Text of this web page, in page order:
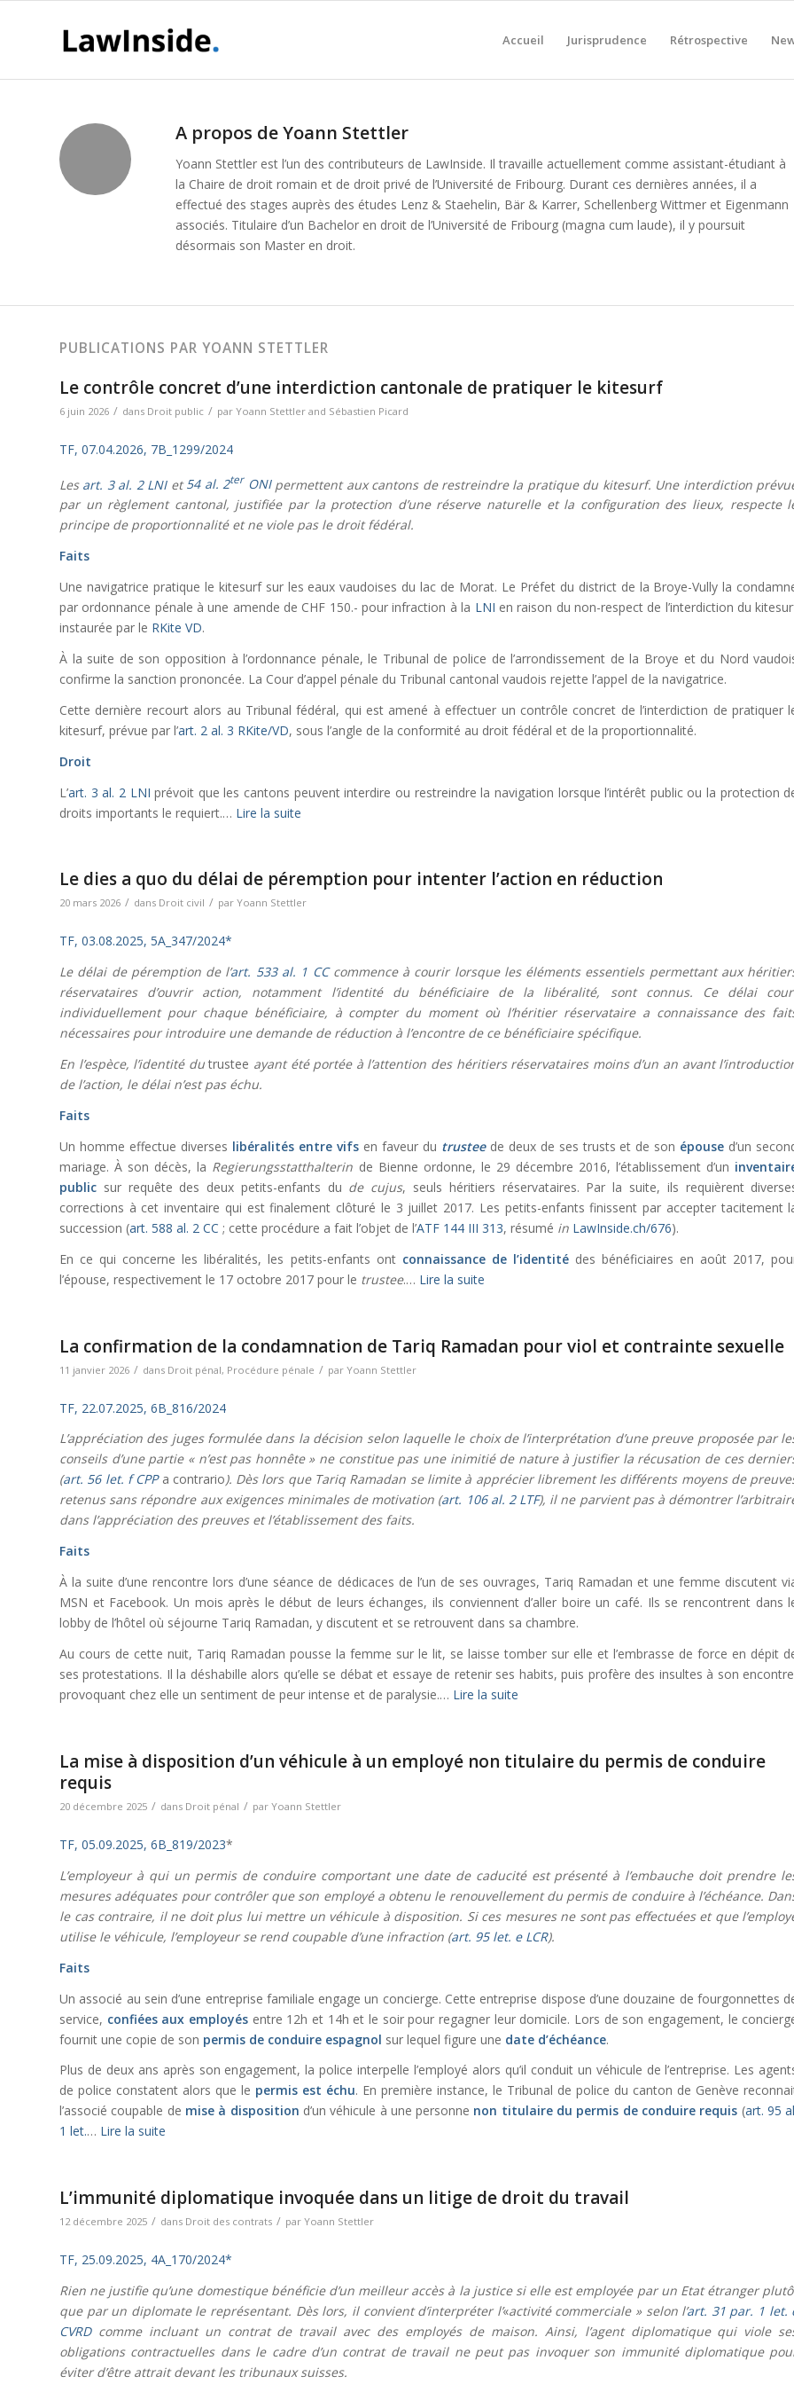
Accueil Jurisprudence Rétrospective
A propos deYoann Stettler
Yoann Stettler est l’un des contributeurs de LawInside. Il travaille actuellement comme assistant-étudiant à
la Chaire de droit romain et de droit privé de l’Université de Fribourg. Durant ces dernières années, il a
effectué des stages auprès des études Lenz & Staehelin, Bär & Karrer, Schellenberg Wittmer et Eigenmann
associés. Titulaire d’un Bachelor en droit de l’Université de Fribourg (magna cum laude), il y poursuit
désormais son Master en droit.
PUBLICATIONS PAR YOANN STETTLER
Le contrôle concret d’une interdiction cantonale de pratiquer le kitesurf
6 juin 2026 / dans Droit public / par Yoann Stettler and Sébastien Picard
TF, 07.04.2026, 7B_1299/2024
Les art. 3 al. 2 LNIet54 al. 2terONIpermettent aux cantons de restreindre la pratique du kitesurf. Une interdiction
par un règlement cantonal, justifiée par la protection d’une réserve naturelle et la configuration des lieux, respecte
principe de proportionnalité et ne viole pas le droit fédéral.
Faits
Une navigatrice pratique le kitesurf sur les eaux vaudoises du lac de Morat. Le Préfet du district de la Broye-Vully la
par ordonnance pénale à une amende de CHF 150.- pour infraction à la LNI en raison du non-respect de l’interdiction du
instaurée par le RKite VD.
À la suite de son opposition à l’ordonnance pénale, le Tribunal de police de l’arrondissement de la Broye et du Nord
confirme la sanction prononcée. La Cour d’appel pénale du Tribunal cantonal vaudois rejette l’appel de la navigatrice.
Cette dernière recourt alors au Tribunal fédéral, qui est amené à effectuer un contrôle concret de l’interdiction de pratiquer
kitesurf, prévue par l’art. 2 al. 3 RKite/VD, sous l’angle de la conformité au droit fédéral et de la proportionnalité.
Droit
L’art. 3 al. 2 LNI prévoit que les cantons peuvent interdire ou restreindre la navigation lorsque l’intérêt public ou la protection
droits importants le requiert.… Lire la suite
Le dies a quo du délai de péremption pour intenter l’action en réduction
20 mars 2026 / dans Droit civil / par Yoann Stettler
TF, 03.08.2025, 5A_347/2024*
Le délai de péremption de l’art. 533 al. 1 CCcommence à courir lorsque les éléments essentiels permettant aux
réservataires d’ouvrir action, notamment l’identité du bénéficiaire de la libéralité, sont connus.
Ce délai
individuellement pour chaque bénéficiaire, à compter du moment où l’héritier réservataire a connaissance des
nécessaires pour introduire une demande de réduction à l’encontre de ce bénéficiaire spécifique.
En l’espèce, l’identité dutrustee ayant été portée à l’attention des héritiers réservataires moins d’un an avant
de l’action, le délai n’est pas échu.
Faits
Un homme effectue diverses libéralités entre vifsen faveur du trusteede deux de ses trusts et de son épouse d’un
mariage. À son décès, la Regierungsstatthalterin de Bienne ordonne, le 29 décembre 2016, l’établissement d’un
public sur requête des deux petits-enfants du de cujus, seuls héritiers réservataires. Par la suite, ils requièrent
corrections à cet inventaire qui est finalement clôturé le 3 juillet 2017. Les petits-enfants finissent par accepter tacitement
succession (art. 588 al. 2 CC ; cette procédure a fait l’objet de l’ATF 144 III 313, résumé in LawInside.ch/676).
En ce qui concerne les libéralités, les petits-enfants ont connaissance de l’identitédes bénéficiaires en août 2017,
l’épouse, respectivement le 17 octobre 2017 pour le trustee.… Lire la suite
La confirmation de la condamnation de Tariq Ramadan pour viol et contrainte sexuelle
11 janvier 2026 / dans Droit pénal, Procédure pénale / par Yoann Stettler
TF, 22.07.2025, 6B_816/2024
L’appréciation des juges formulée dans la décision selon laquelle le choix de l’interprétation d’une preuve proposée par
conseils d’une partie « n’est pas honnête » ne constitue pas une inimitié de nature à justifier la récusation de ces
(art. 56 let. f CPP a contrario). Dès lors que Tariq Ramadan se limite à apprécier librement les différents moyens de
retenus sans répondre aux exigences minimales de motivation (art. 106 al. 2 LTF), il ne parvient pas à démontrer
dans l’appréciation des preuves et l’établissement des faits.
Faits
À la suite d’une rencontre lors d’une séance de dédicaces de l’un de ses ouvrages, Tariq Ramadan et une femme discutent
MSN et Facebook. Un mois après le début de leurs échanges, ils conviennent d’aller boire un café. Ils se rencontrent dans
lobby de l’hôtel où séjourne Tariq Ramadan, y discutent et se retrouvent dans sa chambre.
Au cours de cette nuit, Tariq Ramadan pousse la femme sur le lit, se laisse tomber sur elle et l’embrasse de force en dépit
ses protestations. Il la déshabille alors qu’elle se débat et essaye de retenir ses habits, puis profère des insultes à son
provoquant chez elle un sentiment de peur intense et de paralysie.… Lire la suite
La mise à disposition d’un véhicule à un employé non titulaire du permis de conduire
requis
20 décembre 2025 / dans Droit pénal / par Yoann Stettler
TF, 05.09.2025, 6B_819/2023*
L’employeur à qui un permis de conduire comportant une date de caducité est présenté à l’embauche doit prendre
mesures adéquates pour contrôler que son employé a obtenu le renouvellement du permis de conduire à l’échéance.
le cas contraire, il ne doit plus lui mettre un véhicule à disposition. Si ces mesures ne sont pas effectuées et que
utilise le véhicule, l’employeur se rend coupable d’une infraction (art. 95 let. e LCR).
Faits
Un associé au sein d’une entreprise familiale engage un concierge. Cette entreprise dispose d’une douzaine de fourgonnettes
service, confiées aux employés entre 12h et 14h et le soir pour regagner leur domicile. Lors de son engagement, le
fournit une copie de son permis de conduire espagnol sur lequel figure une date d’échéance.
Plus de deux ans après son engagement, la police interpelle l’employé alors qu’il conduit un véhicule de l’entreprise. Les
de police constatent alors que le permis est échu. En première instance, le Tribunal de police du canton de Genève
l’associé coupable de mise à disposition d’un véhicule à une personne non titulaire du permis de conduire requis (art. 95
1 let.… Lire la suite
L’immunité diplomatique invoquée dans un litige de droit du travail
12 décembre 2025 / dans Droit des contrats / par Yoann Stettler
TF, 25.09.2025, 4A_170/2024*
Rien ne justifie qu’une domestique bénéficie d’un meilleur accès à la justice si elle est employée par un Etat étranger
que par un diplomate le représentant. Dès lors, il convient d’interpréter l’«activité commerciale » selon l’art. 31 par. 1 let.
CVRDcomme incluant un contrat de travail avec des employés de maison. Ainsi, l’agent diplomatique qui viole
obligations contractuelles dans le cadre d’un contrat de travail ne peut pas invoquer son immunité diplomatique
éviter d’être attrait devant les tribunaux suisses.